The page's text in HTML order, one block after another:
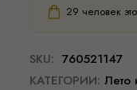
29 человек
SKU: 760521147
КАТЕГОРИИ: Лето